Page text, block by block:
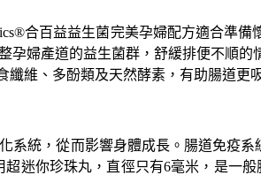
合百益益生菌完美孕婦配方適合準
婦產道的益生菌群，舒緩排便不順
維、多酚類及天然酵素，有助腸道更
統，從而影響身體成長。腸道免疫
迷你珍珠丸，直徑只有6毫米，是一